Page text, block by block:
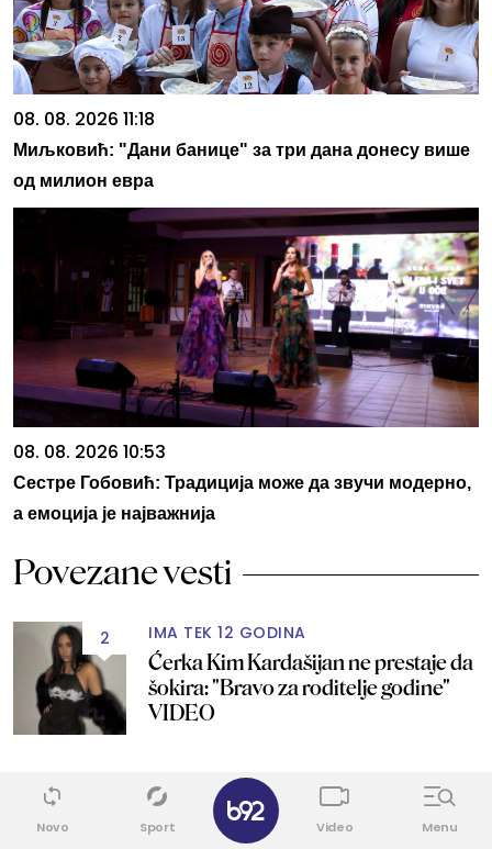
08. 08. 2026 11:18
Миљковић: "Дани банице" за три дана донесу више
од милион евра
08. 08. 2026 10:53
Сестре Гобовић: Традиција може да звучи модерно,
а емоција је најважнија
Povezane vesti
2 IMA TEK 12 GODINA
Ćerka Kim Kardašijan ne prestaje da
šokira: "Bravo za roditelje godine"
VIDEO
LJUDI BESNI
Ćerka Kim Kardašijan "zapalila"
mreže: "Ima samo 12 godina, a ovako
Novo Sport Video Menu
✕